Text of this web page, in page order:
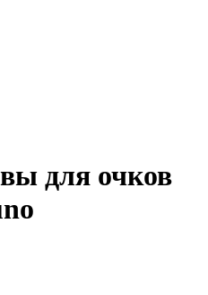
для очков